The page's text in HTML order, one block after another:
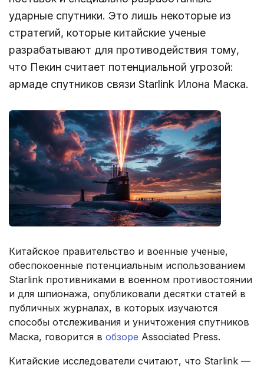
ударные спутники. Это лишь некоторые из
стратегий, которые китайские ученые
разрабатывают для противодействия тому,
что Пекин считает потенциальной угрозой:
армаде спутников связи Starlink Илона Маска.
Китайское правительство и военные ученые,
обеспокоенные потенциальным использованием
Starlink противниками в военном противостоянии
и для шпионажа, опубликовали десятки статей в
публичных журналах, в которых изучаются
способы отслеживания и уничтожения спутников
Маска, говорится в обзоре Associated Press.
Китайские исследователи считают, что Starlink —